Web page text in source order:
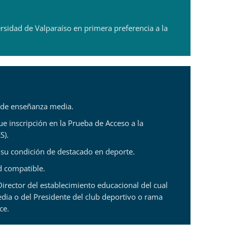
de Valparaíso en primera preferencia a la
enseñanza media.
inscripción en la Prueba de Acceso a la
condición de destacado en deporte.
compatible.
del establecimiento educacional del cual
o del Presidente del club deportivo o rama